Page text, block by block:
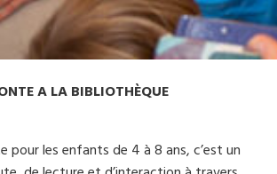
A LA BIBLIOTHÈQUE
pour les enfants de 4 à 8 ans, c’est un